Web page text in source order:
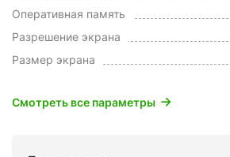
Оперативная память
Разрешение экрана
Размер экрана
Смотреть все параметры